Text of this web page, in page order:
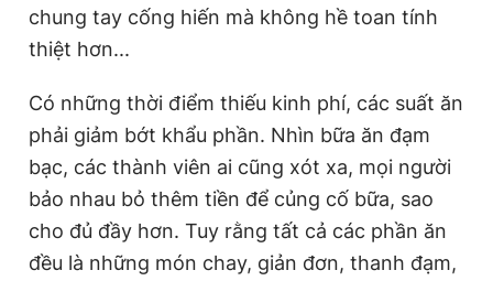
chung tay cống hiến mà không hề toan tính
thiệt hơn...
Có những thời điểm thiếu kinh phí, các suất ăn
phải giảm bớt khẩu phần. Nhìn bữa ăn đạm
bạc, các thành viên ai cũng xót xa, mọi người
bảo nhau bỏ thêm tiền để củng cố bữa, sao
cho đủ đầy hơn. Tuy rằng tất cả các phần ăn
đều là những món chay, giản đơn, thanh đạm,